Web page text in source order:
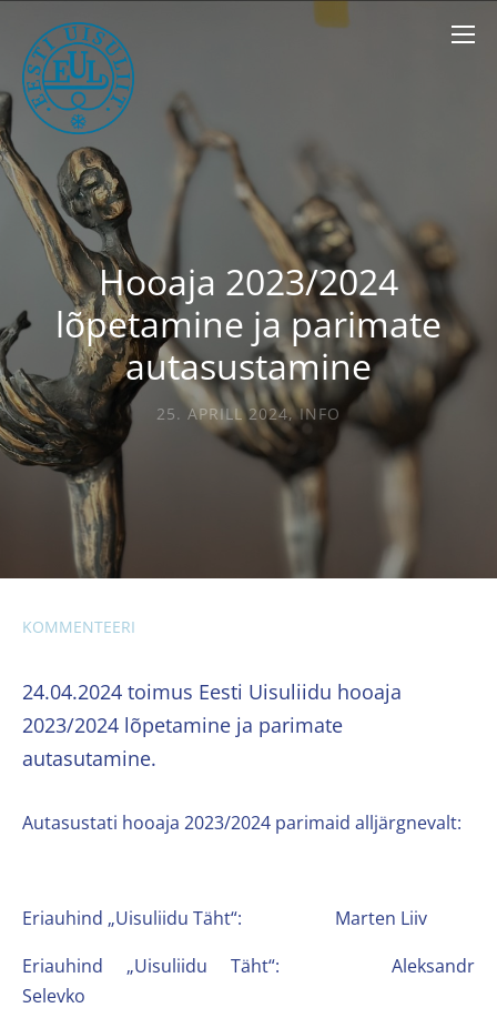
Hooaja 2023/2024
lõpetamine ja parimate
autasustamine
25. APRILL 2024,INFO
KOMMENTEERI
24.04.2024 toimus Eesti Uisuliidu hooaja
2023/2024 lõpetamine ja parimate
autasutamine.
Autasustati hooaja 2023/2024 parimaid alljärgnevalt:
Eriauhind „Uisuliidu Täht“: Marten Liiv
Eriauhind „Uisuliidu Täht“: Aleksandr
Selevko